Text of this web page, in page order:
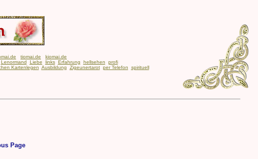
tiomai.de
kiomai.de
Lenormand Liebe links Erfahrung hellsehen
profi
Kartenlegen Ausbildung Zigeunertarot per Telefon spirituell
Page